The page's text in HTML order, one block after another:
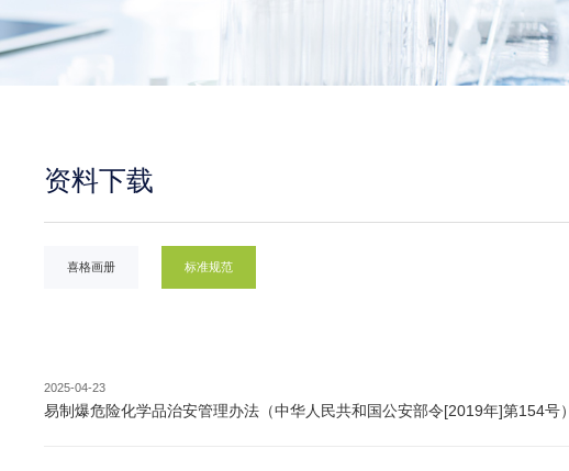
资料下载
喜格画册 标准规范
2025-04-23
易制爆危险化学品治安管理办法（中华人民共和国公安部令[2019年]第154号）